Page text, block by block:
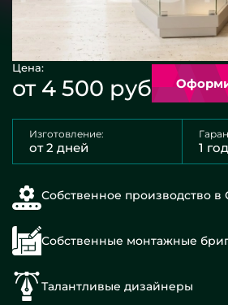
Цена:
от 4 500 руб
Изготовление:
от 2 дней 1 год
Собственное производство в
Собственные монтажные
Талантливые дизайнеры